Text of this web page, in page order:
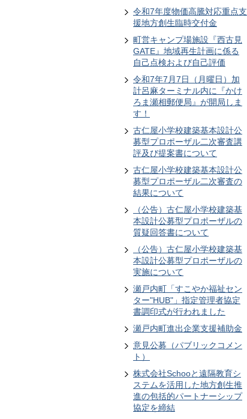
令和7年度物価高騰対応重点支
援地方創生臨時交付金
町営キャンプ場施設『西古見
GATE』地域再生計画に係る
自己点検および自己評価
令和7年7月7日（月曜日）加
計呂麻ターミナル内に『かけ
ろま瀬相郵便局』が開局しま
す！
古仁屋小学校建築基本設計公
募型プロポーザル二次審査講
評及び提案書について
古仁屋小学校建築基本設計公
募型プロポーザル二次審査の
結果について
（公告）古仁屋小学校建築基
本設計公募型プロポーザルの
質疑回答書について
（公告）古仁屋小学校建築基
本設計公募型プロポーザルの
実施について
瀬戸内町「すこやか福祉セン
ター"HUB"」指定管理者協定
書調印式が行われました
瀬戸内町進出企業支援補助金
意見公募（パブリックコメン
ト）
株式会社Schooと遠隔教育シ
ステムを活用した地方創生推
進の包括的パートナーシップ
協定を締結